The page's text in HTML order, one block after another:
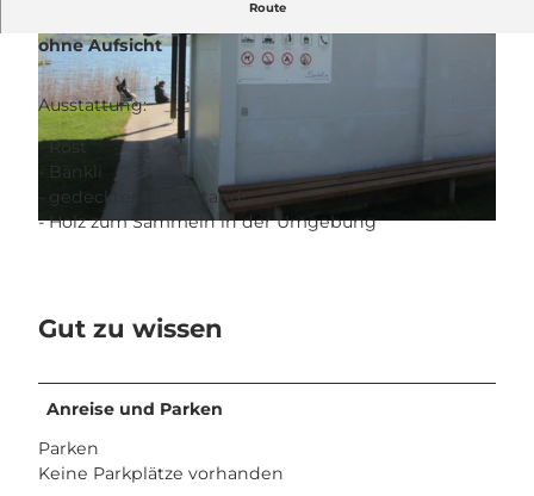
© Seetal Tourismus, Seetal Tourismus
© Seetal Tourismus, Seetal Tourismus
Route
ohne Aufsicht
Ausstattung:
- Rost
- Bänkli
- gedeckter Unterstand
- Holz zum Sammeln in der Umgebung
Gut zu wissen
Anreise und Parken
Parken
Keine Parkplätze vorhanden